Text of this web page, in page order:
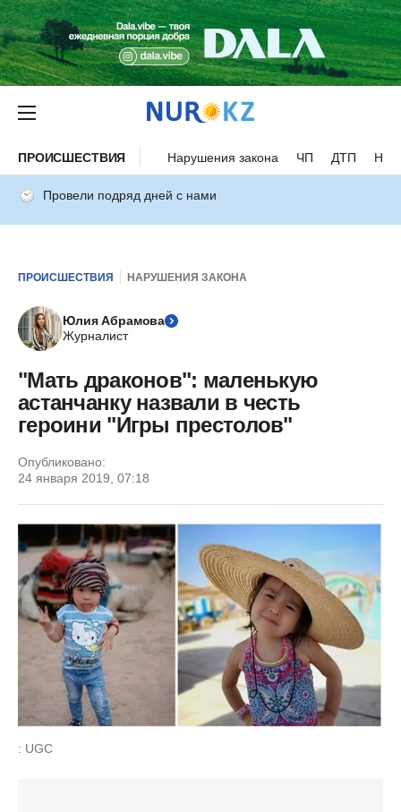
ПРОИСШЕСТВИЯ Нарушения закона ЧП ДТП
Провели подряд дней с нами
ПРОИСШЕСТВИЯ НАРУШЕНИЯ ЗАКОНА
Юлия Абрамова
Журналист
"Мать драконов": маленькую
астанчанку назвали в честь
героини "Игры престолов"
Опубликовано:
24 января 2019, 07:18
: UGC